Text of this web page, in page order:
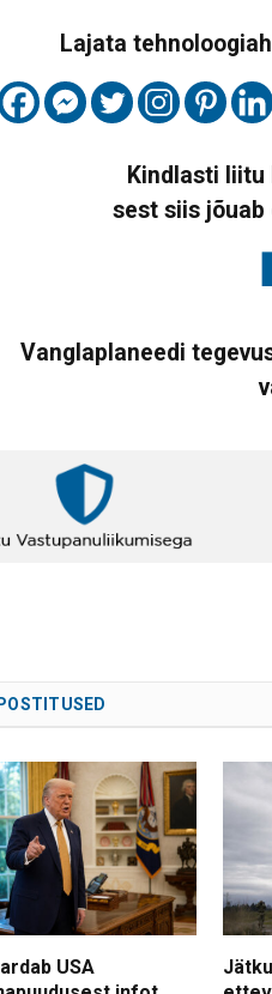
Lajata
Kindlasti liitu
sest siis
Vanglaplaneedi
POSTITUSED
USA